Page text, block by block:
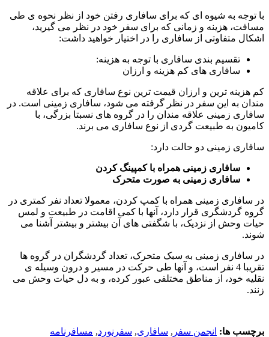
با توجه به شیوه ای که برای سافاری رفتن خود از نظر نحوه ی طی
مسافت، هزینه و زمانی که برای سفر خود در نظر می گیرید،
اشکال متفاوتی از سافاری را در اختیار خواهید داشت:
تقسیم بندی سافاری با توجه به هزینه:
سافاری های کم هزینه و ارزان
کم هزینه ترین و ارزان قیمت ترین نوع سافاری که برای علاقه
مندان به این سفر در نظر گرفته می شود، سافاری زمینی است. در
سافاری زمینی علاقه مندان را در گروه های نسبتا بزرگی، با
کامیون به طبیعت گردی از نوع سافاری می برند.
سافاری زمینی دو حالت دارد:
سافاری زمینی همراه با کمپینگ کردن
سافاری زمینی به صورت متحرک
در سافاری زمینی همراه با کمپ کردن، معمولا تعداد نفر کمتری در
گروه گردشگری قرار دارد، آنها با کمی اقامت در طبیعت و لمس
حیات وحش از نزدیک، با شگفتی های آن بیشتر و بیشتر آشنا می
شوند.
در سافاری زمینی به سبک متحرک، تعداد گردشگران در گروه ها
تقریبا 4 نفر است، و آنها طی حرکت در مسیر و درون وسیله ی
نقلیه خود، از مناطق مختلفی عبور کرده، و به دل حیات وحش می
زنند.
برچسب ها: انجمن سفر , سافاری, سفرنورد, مسافرنامه